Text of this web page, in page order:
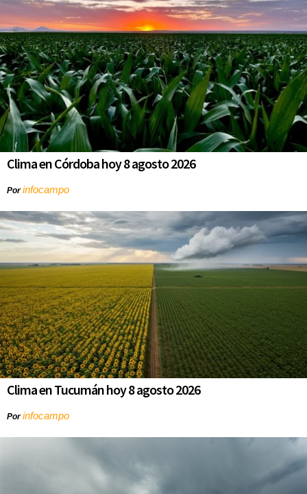
Clima en Córdoba hoy 8 agosto 2026
Porinfocampo
Clima en Tucumán hoy 8 agosto 2026
Porinfocampo